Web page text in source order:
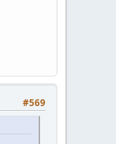
#569